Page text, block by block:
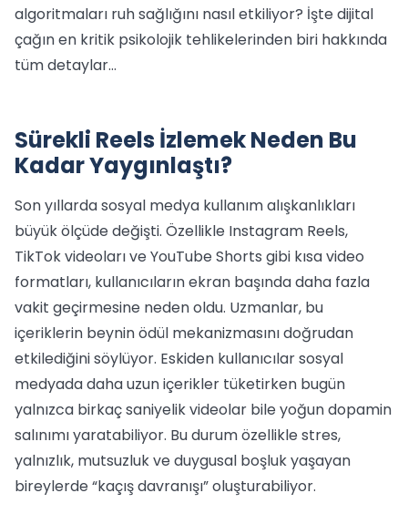
algoritmaları ruh sağlığını nasıl etkiliyor? İşte dijital
çağın en kritik psikolojik tehlikelerinden biri hakkında
tüm detaylar…
Sürekli Reels İzlemek Neden Bu
Kadar Yaygınlaştı?
Son yıllarda sosyal medya kullanım alışkanlıkları
büyük ölçüde değişti. Özellikle Instagram Reels,
TikTok videoları ve YouTube Shorts gibi kısa video
formatları, kullanıcıların ekran başında daha fazla
vakit geçirmesine neden oldu. Uzmanlar, bu
içeriklerin beynin ödül mekanizmasını doğrudan
etkilediğini söylüyor. Eskiden kullanıcılar sosyal
medyada daha uzun içerikler tüketirken bugün
yalnızca birkaç saniyelik videolar bile yoğun dopamin
salınımı yaratabiliyor. Bu durum özellikle stres,
yalnızlık, mutsuzluk ve duygusal boşluk yaşayan
bireylerde “kaçış davranışı” oluşturabiliyor.